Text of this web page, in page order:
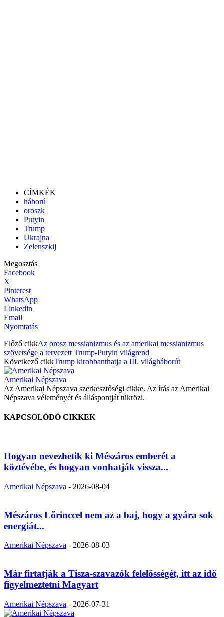
CÍMKÉK
háború
oroszk
Putyin
Trump
Ukrajna
Zelenszkij
Megosztás
Facebook
X
Pinterest
WhatsApp
Linkedin
Email
Nyomtatás
Előző cikkAz orosz messianizmus és az amerikai messianizmus
szövetsége a tervezett Trump-Putyin világrend
Következő cikkTrump kirobbanthatja a III. világháborút
Amerikai Népszava
Az Amerikai Népszava szerkesztőségi cikke. Az írás az Amerikai
Népszava véleményét és álláspontját tükrözi.
KAPCSOLÓDÓ CIKKEK
Hogyan nevezhetik ki Mészáros emberét a
köztévébe, és hogyan vonhatják vissza...
Amerikai Népszava - 2026-08-04
Mészáros Lőrinccel nem az a baj, hogy a gyára sok
energiát...
Amerikai Népszava - 2026-08-03
Már firtatják a Tisza-szavazók felelősségét, itt az idő
figyelmeztetni Magyart
Amerikai Népszava - 2026-07-31